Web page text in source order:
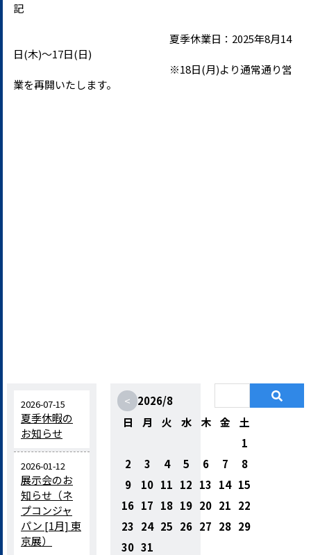
記
夏季休業日：2025年8月14
日(木)～17日(日)
※18日(月)より通常通り営
業を再開いたします。
2026-07-15
夏季休暇の
お知らせ
2026-01-12
展示会のお
知らせ（ネ
プコンジャ
パン [1月] 東
京展）
< 2026/8
日
月 火 水 木 金
土
1
2
3 4 5 6 7
8
9
10 11 12 13 14 15
16 17 18 19 20 21 22
23 24 25 26 27 28 29
30 31